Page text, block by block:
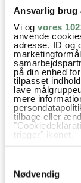
Ansvarlig brug
Vi og vores
anvende
adresse, ID og
på din enhed
tilpasset
lave
mere
tilbage eller
trigger" ikonet.
der kan
Nødvendig
God
Kh
Thomas Frovin
10. juni 2023 kl. 16:16
Er det ikke
sukker end de
Ann-